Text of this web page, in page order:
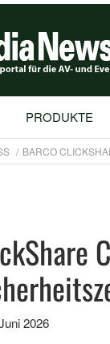
PRODUKTE
BARCO
2026